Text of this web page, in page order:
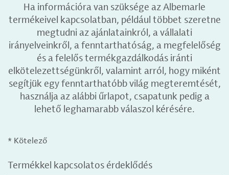
Ha információra van szüksége az Albemarle
termékeivel kapcsolatban, például többet szeretne
megtudni az ajánlatainkról, a vállalati
irányelveinkről, a fenntarthatóság, a megfelelőség
és a felelős termékgazdálkodás iránti
elkötelezettségünkről, valamint arról, hogy miként
segítjük egy fenntarthatóbb világ megteremtését,
használja az alábbi űrlapot, csapatunk pedig a
lehető leghamarabb válaszol kérésére.
* Kötelező
Termékkel kapcsolatos érdeklődés